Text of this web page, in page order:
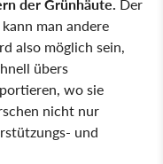
man andere
also möglich sein,
übers
wo sie
nicht nur
und